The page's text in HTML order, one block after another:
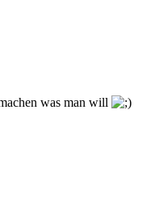
was man will